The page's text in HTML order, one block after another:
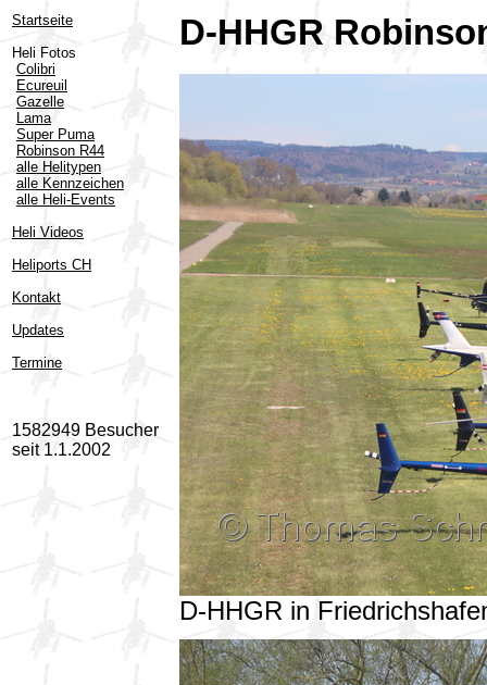
Startseite
Heli Fotos
Colibri
Ecureuil
Gazelle
Lama
Super Puma
Robinson R44
alle Helitypen
alle Kennzeichen
alle Heli-Events
Heli Videos
Heliports CH
Kontakt
Updates
Termine
1582949 Besucher
seit 1.1.2002
D-HHGR
D-HHGR in